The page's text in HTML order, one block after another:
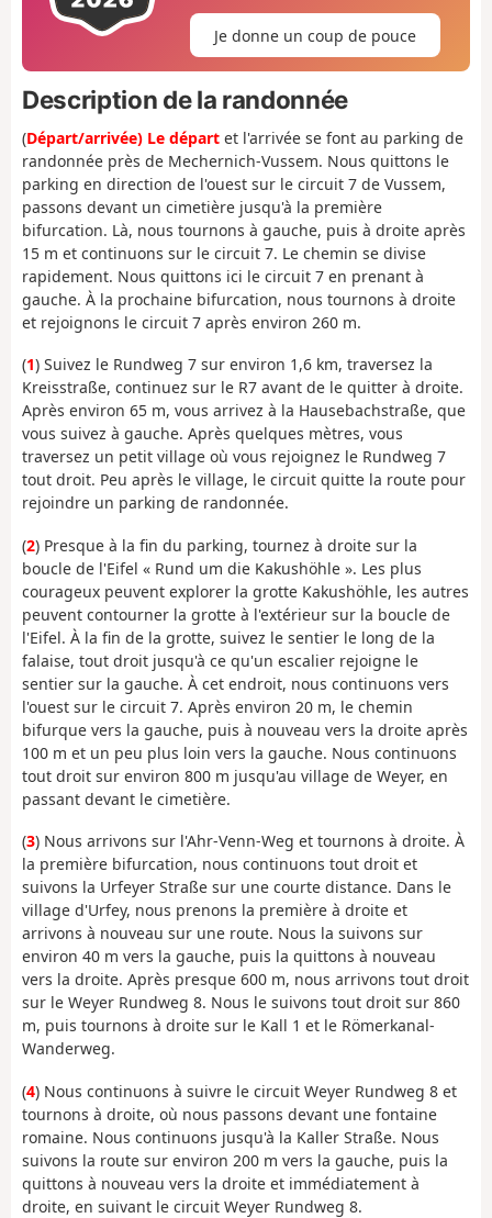
Je donne un coup de pouce
Description de la randonnée
(Départ/arrivée) Le départ et l'arrivée se font au parking de
randonnée près de Mechernich-Vussem. Nous quittons le
parking en direction de l'ouest sur le circuit 7 de Vussem,
passons devant un cimetière jusqu'à la première
bifurcation. Là, nous tournons à gauche, puis à droite après
15 m et continuons sur le circuit 7. Le chemin se divise
rapidement. Nous quittons ici le circuit 7 en prenant à
gauche. À la prochaine bifurcation, nous tournons à droite
et rejoignons le circuit 7 après environ 260 m.
(1) Suivez le Rundweg 7 sur environ 1,6 km, traversez la
Kreisstraße, continuez sur le R7 avant de le quitter à droite.
Après environ 65 m, vous arrivez à la Hausebachstraße, que
vous suivez à gauche. Après quelques mètres, vous
traversez un petit village où vous rejoignez le Rundweg 7
tout droit. Peu après le village, le circuit quitte la route pour
rejoindre un parking de randonnée.
(2) Presque à la fin du parking, tournez à droite sur la
boucle de l'Eifel « Rund um die Kakushöhle ». Les plus
courageux peuvent explorer la grotte Kakushöhle, les autres
peuvent contourner la grotte à l'extérieur sur la boucle de
l'Eifel. À la fin de la grotte, suivez le sentier le long de la
falaise, tout droit jusqu'à ce qu'un escalier rejoigne le
sentier sur la gauche. À cet endroit, nous continuons vers
l'ouest sur le circuit 7. Après environ 20 m, le chemin
bifurque vers la gauche, puis à nouveau vers la droite après
100 m et un peu plus loin vers la gauche. Nous continuons
tout droit sur environ 800 m jusqu'au village de Weyer, en
passant devant le cimetière.
(3) Nous arrivons sur l'Ahr-Venn-Weg et tournons à droite. À
la première bifurcation, nous continuons tout droit et
suivons la Urfeyer Straße sur une courte distance. Dans le
village d'Urfey, nous prenons la première à droite et
arrivons à nouveau sur une route. Nous la suivons sur
environ 40 m vers la gauche, puis la quittons à nouveau
vers la droite. Après presque 600 m, nous arrivons tout droit
sur le Weyer Rundweg 8. Nous le suivons tout droit sur 860
m, puis tournons à droite sur le Kall 1 et le Römerkanal-
Wanderweg.
(4) Nous continuons à suivre le circuit Weyer Rundweg 8 et
tournons à droite, où nous passons devant une fontaine
romaine. Nous continuons jusqu'à la Kaller Straße. Nous
suivons la route sur environ 200 m vers la gauche, puis la
quittons à nouveau vers la droite et immédiatement à
droite, en suivant le circuit Weyer Rundweg 8.